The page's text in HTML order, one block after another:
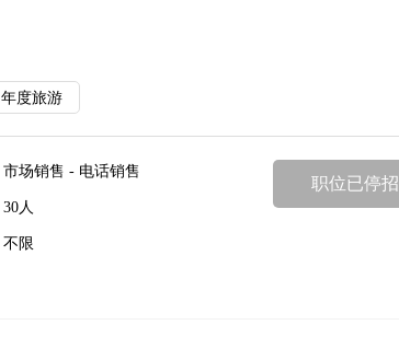
年度旅游
市场销售 - 电话销售
30人
不限
职位已停招